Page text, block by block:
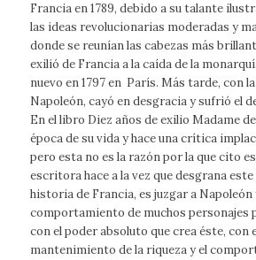
Francia en 1789, debido a su talante
las ideas revolucionarias moderadas y
donde se reunían las cabezas más
exilió de Francia a la caída de la
nuevo en 1797 en París. Más tarde, con
Napoleón, cayó en desgracia y sufrió el
En el libro Diez años de exilio Madame
época de su vida y hace una crítica
pero esta no es la razón por la que cito
escritora hace a la vez que desgrana
historia de Francia, es juzgar a Napoleón
comportamiento de muchos personajes
con el poder absoluto que crea éste, con
mantenimiento de la riqueza y el